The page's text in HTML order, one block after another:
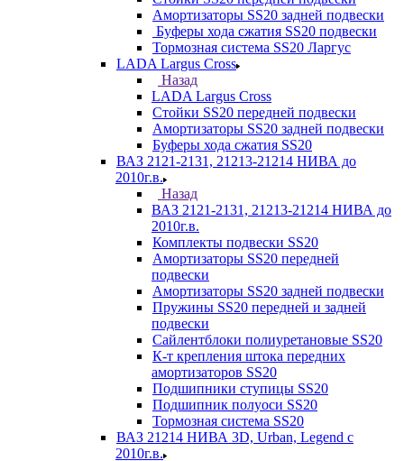
Амортизаторы SS20 задней подвески
Буферы хода сжатия SS20 подвески
Тормозная система SS20 Ларгус
LADA Largus Cross
Назад
LADA Largus Cross
Стойки SS20 передней подвески
Амортизаторы SS20 задней подвески
Буферы хода сжатия SS20
ВАЗ 2121-2131, 21213-21214 НИВА до
2010г.в.
Назад
ВАЗ 2121-2131, 21213-21214 НИВА до
2010г.в.
Комплекты подвески SS20
Амортизаторы SS20 передней
подвески
Амортизаторы SS20 задней подвески
Пружины SS20 передней и задней
подвески
Сайлентблоки полиуретановые SS20
К-т крепления штока передних
амортизаторов SS20
Подшипники ступицы SS20
Подшипник полуоси SS20
Тормозная система SS20
ВАЗ 21214 НИВА 3D, Urban, Legend c
2010г.в.